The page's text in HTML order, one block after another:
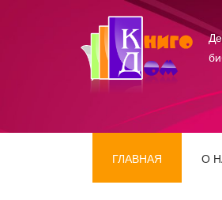
ГЛАВНАЯ О